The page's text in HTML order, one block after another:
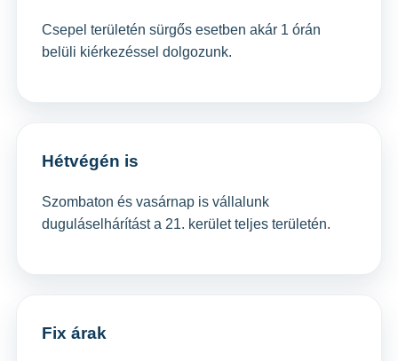
Csepel területén sürgős esetben akár 1 órán
belüli kiérkezéssel dolgozunk.
Hétvégén is
Szombaton és vasárnap is vállalunk
duguláselhárítást a 21. kerület teljes területén.
Fix árak